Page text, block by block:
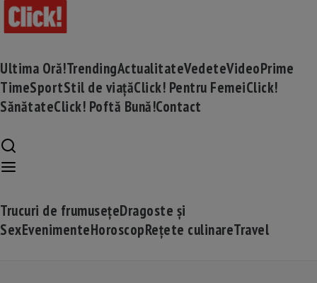
Ultima Oră!TrendingActualitateVedeteVideoPrime
TimeSportStil de viațăClick! Pentru FemeiClick!
SănătateClick! Poftă Bună!Contact
Trucuri de frumusețeDragoste și
SexEvenimenteHoroscopRețete culinareTravel